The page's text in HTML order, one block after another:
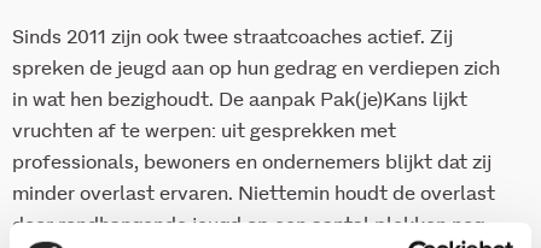
Sinds 2011 zijn ook twee straatcoaches actief. Zij
spreken de jeugd aan op hun gedrag en verdiepen zich
in wat hen bezighoudt. De aanpak Pak(je)Kans lijkt
vruchten af te werpen: uit gesprekken met
professionals, bewoners en ondernemers blijkt dat zij
minder overlast ervaren. Niettemin houdt de overlast
door rondhangende jeugd op een aantal plekken nog